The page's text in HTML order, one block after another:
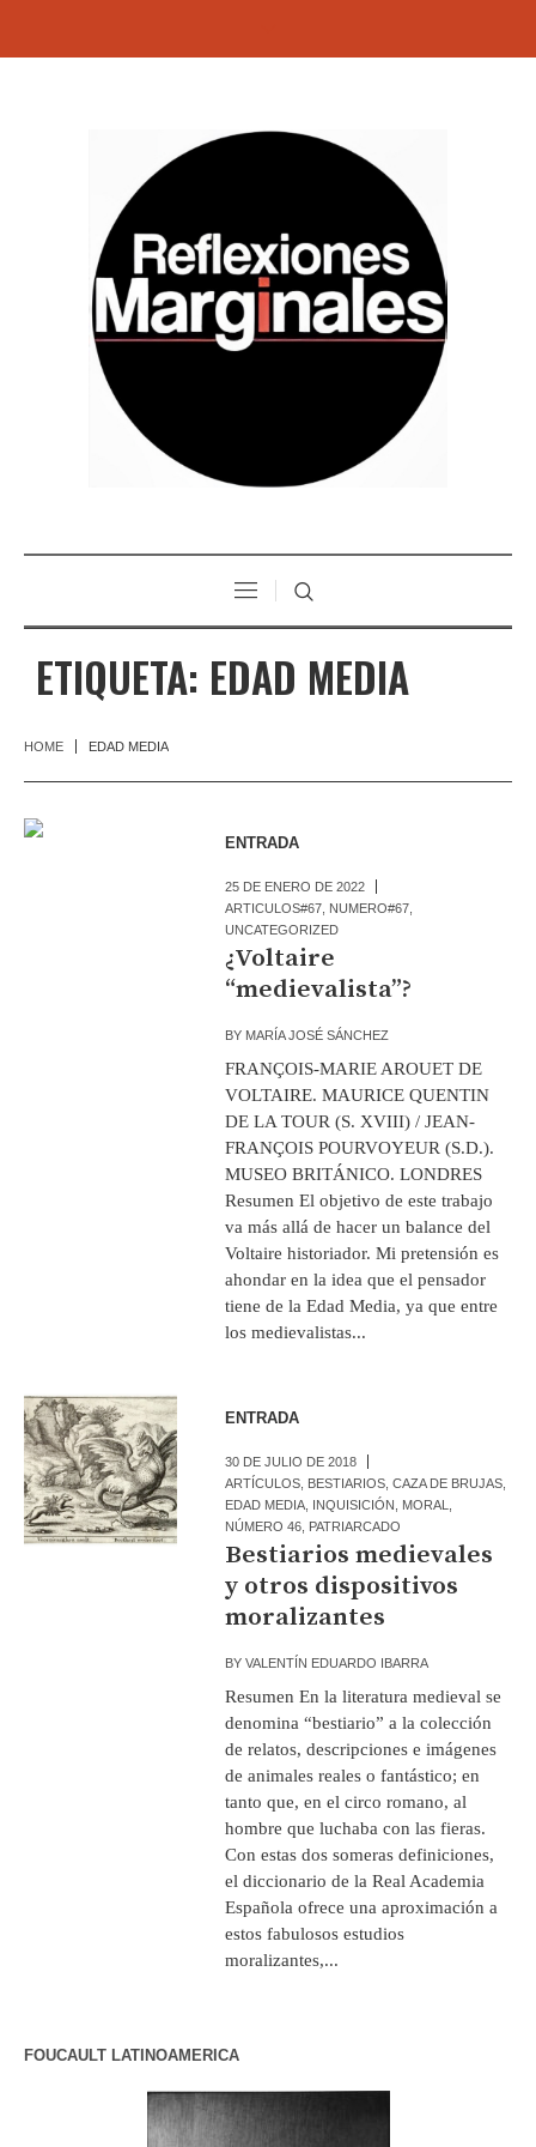
ETIQUETA: EDAD MEDIA
HOME EDAD MEDIA
ENTRADA
25 DE ENERO DE 2022
ARTICULOS#67 NUMERO#67
UNCATEGORIZED
¿Voltaire
“medievalista”?
BY MARÍA JOSÉ SÁNCHEZ
FRANÇOIS-MARIE AROUET DE
VOLTAIRE. MAURICE QUENTIN
DE LA TOUR (S. XVIII) / JEAN-
FRANÇOIS POURVOYEUR (S.D.).
MUSEO BRITÁNICO. LONDRES
Resumen El objetivo de este trabajo
va más allá de hacer un balance del
Voltaire historiador. Mi pretensión es
ahondar en la idea que el pensador
tiene de la Edad Media, ya que entre
los medievalistas...
ENTRADA
30 DE JULIO DE 2018
ARTÍCULOS BESTIARIOS ,CAZA DE BRUJAS
EDAD MEDIA INQUISICIÓN MORAL
NÚMERO 46 PATRIARCADO
Bestiarios medievales
y otros dispositivos
moralizantes
BYVALENTÍN EDUARDO IBARRA
Resumen En la literatura medieval se
denomina “bestiario” a la colección
de relatos, descripciones e imágenes
de animales reales o fantástico; en
tanto que, en el circo romano, al
hombre que luchaba con las fieras.
Con estas dos someras definiciones,
el diccionario de la Real Academia
Española ofrece una aproximación a
estos fabulosos estudios
moralizantes,...
FOUCAULT LATINOAMERICA